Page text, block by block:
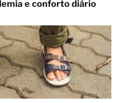
e conforto diário